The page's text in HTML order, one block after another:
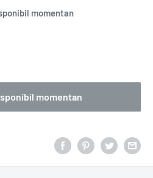
momentan
momentan